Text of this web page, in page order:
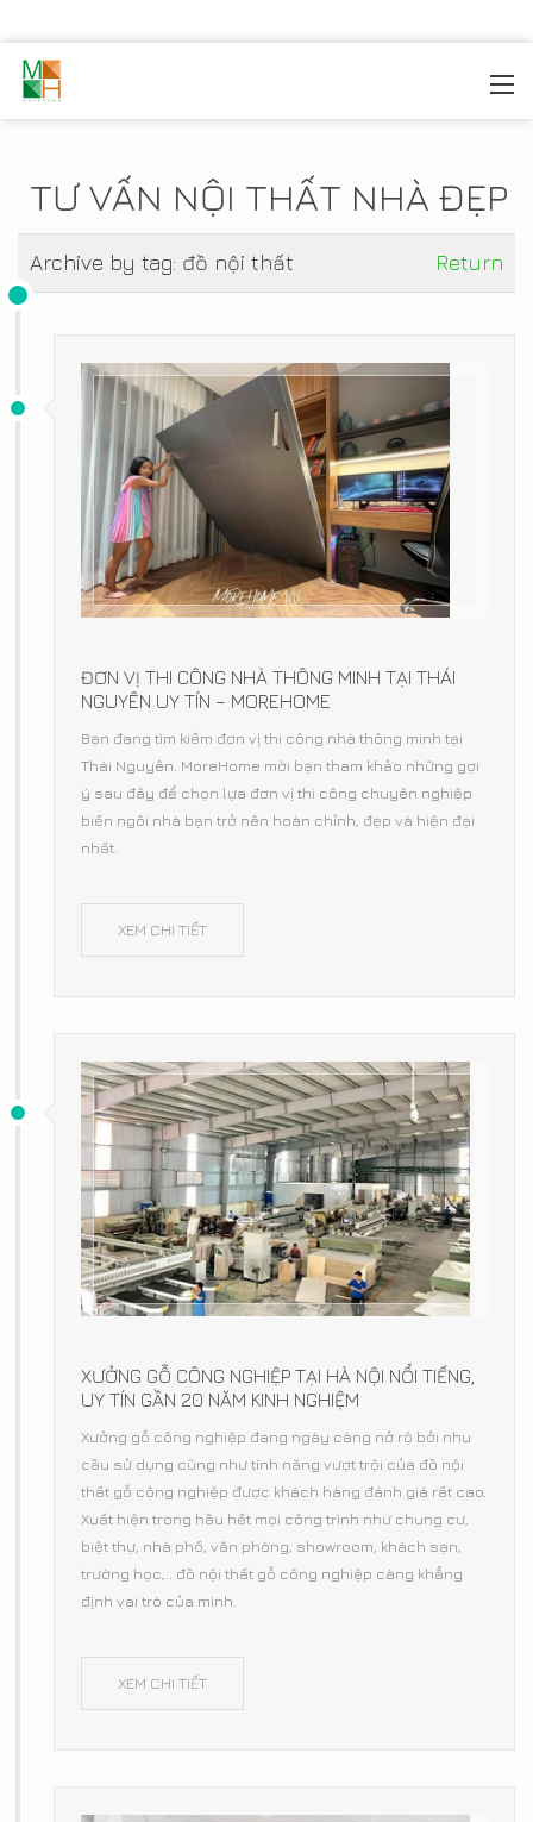
TƯ VẤN NỘI THẤT NHÀ ĐẸP
Archive by tag: đồ nội thất Return
ĐƠN VỊ THI CÔNG NHÀ THÔNG MINH TẠI THÁI
NGUYÊN UY TÍN – MOREHOME
Bạn đang tìm kiếm đơn vị thi công nhà thông minh tại
Thái Nguyên. MoreHome mời bạn tham khảo những gợi
ý sau đây để chọn lựa đơn vị thi công chuyên nghiệp
biến ngôi nhà bạn trở nên hoàn chỉnh, đẹp và hiện đại
nhất.
XEM CHI TIẾT
XƯỞNG GỖ CÔNG NGHIỆP TẠI HÀ NỘI NỔI TIẾNG,
UY TÍN GẦN 20 NĂM KINH NGHIỆM
Xưởng gỗ công nghiệp đang ngày càng nở rộ bởi nhu
cầu sử dụng cũng như tính năng vượt trội của đồ nội
thất gỗ công nghiệp được khách hàng đánh giá rất cao.
Xuất hiện trong hầu hết mọi công trình như chung cư,
biệt thự, nhà phố, văn phòng, showroom, khách sạn,
trường học,.. đồ nội thất gỗ công nghiệp càng khẳng
định vai trò của mình.
XEM CHI TIẾT